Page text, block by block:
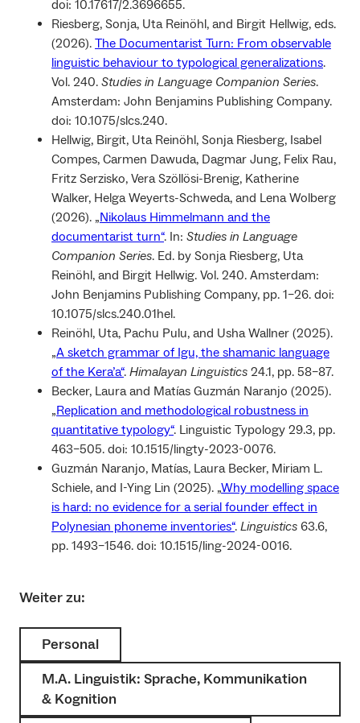
doi: 10.17617/2.3696655.
Riesberg, Sonja, Uta Reinöhl, and Birgit Hellwig, eds.
(2026). The Documentarist Turn: From observable
linguistic behaviour to typological generalizations.
Vol. 240. Studies in Language Companion Series.
Amsterdam: John Benjamins Publishing Company.
doi: 10.1075/slcs.240.
Hellwig, Birgit, Uta Reinöhl, Sonja Riesberg, Isabel
Compes, Carmen Dawuda, Dagmar Jung, Felix Rau,
Fritz Serzisko, Vera Szöllösi-Brenig, Katherine
Walker, Helga Weyerts-Schweda, and Lena Wolberg
(2026). „Nikolaus Himmelmann and the
documentarist turn“. In: Studies in Language
Companion Series. Ed. by Sonja Riesberg, Uta
Reinöhl, and Birgit Hellwig. Vol. 240. Amsterdam:
John Benjamins Publishing Company, pp. 1–26. doi:
10.1075/slcs.240.01hel.
Reinöhl, Uta, Pachu Pulu, and Usha Wallner (2025).
„A sketch grammar of Igu, the shamanic language
of the Kera’a“. Himalayan Linguistics 24.1, pp. 58–87.
Becker, Laura and Matías Guzmán Naranjo (2025).
„Replication and methodological robustness in
quantitative typology“. Linguistic Typology 29.3, pp.
463–505. doi: 10.1515/lingty-2023-0076.
Guzmán Naranjo, Matías, Laura Becker, Miriam L.
Schiele, and I-Ying Lin (2025). „Why modelling space
is hard: no evidence for a serial founder effect in
Polynesian phoneme inventories“. Linguistics 63.6,
pp. 1493–1546. doi: 10.1515/ling-2024-0016.
Weiter zu:
Personal
M.A. Linguistik: Sprache, Kommunikation
& Kognition